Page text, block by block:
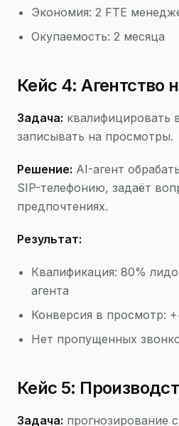
Экономия: 2 FTE
Окупаемость: 2 месяца
Кейс 4: Агентство
Задача: квалифицировать
записывать на просмотры.
Решение: AI-агент
SIP-телефонию, задаёт
предпочтениях.
Результат:
Квалификация: 80%
агента
Конверсия в просмотр:
Нет пропущенных
Кейс 5:
Задача: прогнозирование